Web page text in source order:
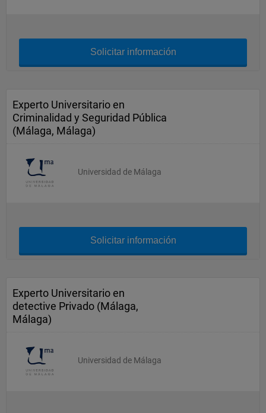
Solicitar información
Experto Universitario en
Criminalidad y Seguridad Pública
(Málaga, Málaga)
Universidad de Málaga
Solicitar información
Experto Universitario en
detective Privado (Málaga,
Málaga)
Universidad de Málaga